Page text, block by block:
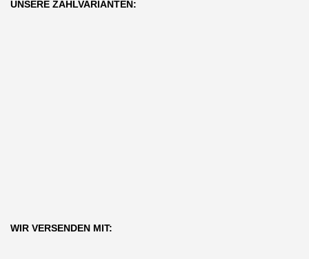
UNSERE ZAHLVARIANTEN:
WIR VERSENDEN MIT: